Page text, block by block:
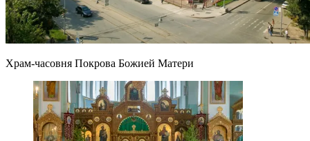
Храм-часовня Покрова Божией Матери